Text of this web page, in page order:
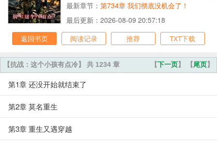
最新章节： 第734章 我们彻底没机会了！
最后更新：2026-08-09 20:57:18
返回书页
阅读记录 推荐 TXT下载
【下一页】 【尾页】
【抗战：这个小孩有点冷】 共 1234 章
第1章 还没开始就结束了
第2章 莫名重生
第3章 重生又遇穿越